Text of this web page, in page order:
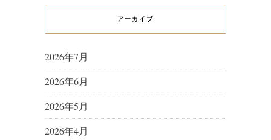
アーカイブ
2026年7月
2026年6月
2026年5月
2026年4月